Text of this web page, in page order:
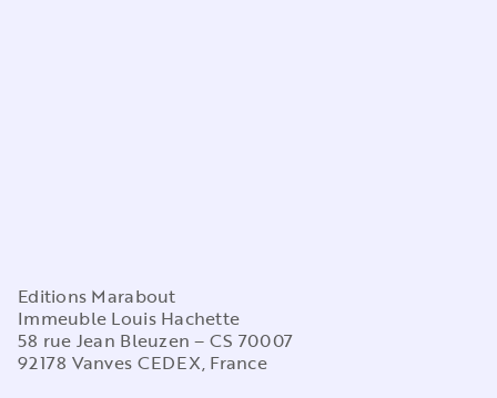
Editions Marabout
Immeuble Louis Hachette
58 rue Jean Bleuzen – CS 70007
92178 Vanves CEDEX, France